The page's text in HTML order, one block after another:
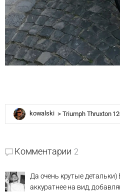
kowalski > Triumph Thruxton
Комментарии 2
Да очень крутые детальки)
аккуратнее на вид,